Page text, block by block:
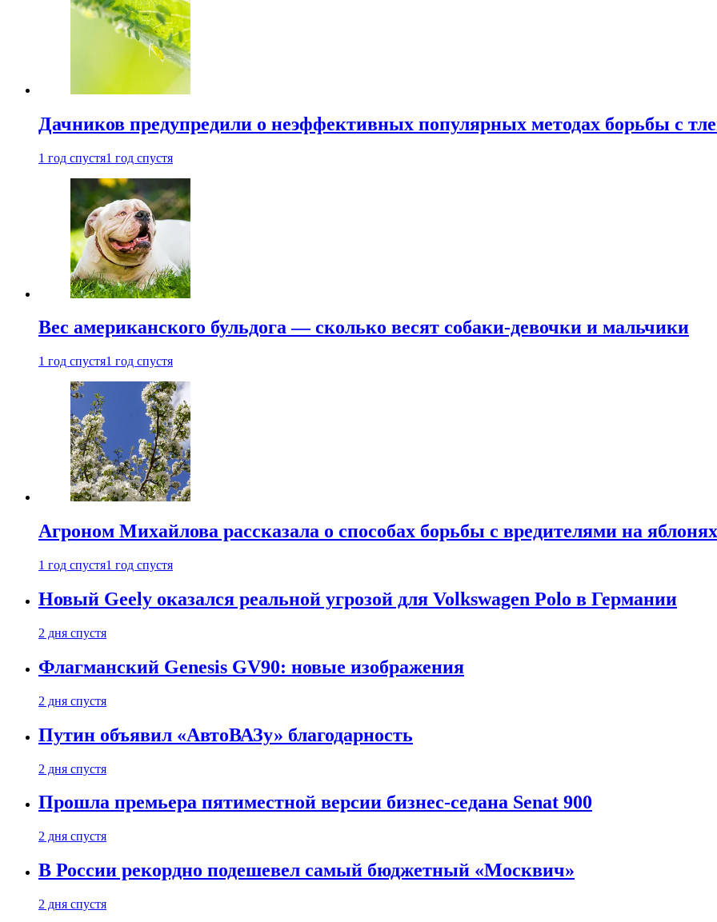
Дачников предупредили о неэффективных популярных методах борьбы с
1 год спустя1 год спустя
Вес американского бульдога — сколько весят собаки-девочки и мальчики
1 год спустя1 год спустя
Агроном Михайлова рассказала о способах борьбы с вредителями на яблонях
1 год спустя1 год спустя
Новый Geely оказался реальной угрозой для Volkswagen Polo в Германии
2 дня спустя
Флагманский Genesis GV90: новые изображения
2 дня спустя
Путин объявил «АвтоВАЗу» благодарность
2 дня спустя
Прошла премьера пятиместной версии бизнес-седана Senat 900
2 дня спустя
В России рекордно подешевел самый бюджетный «Москвич»
2 дня спустя